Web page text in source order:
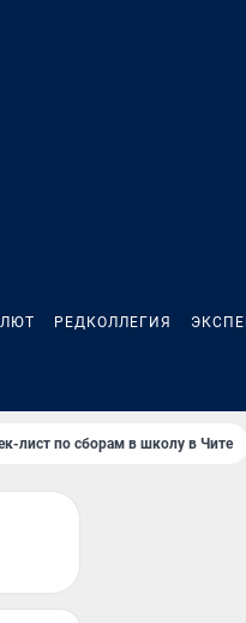
РЕДКОЛЛЕГИЯ
лист по сборам в школу в Чите